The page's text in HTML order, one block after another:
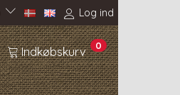
Log ind
Indkøbskurv 0